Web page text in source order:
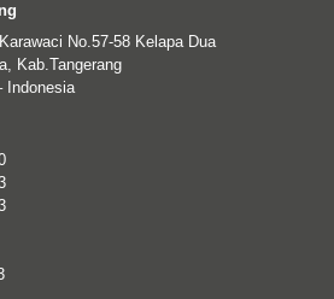
No.57-58 Kelapa Dua
Kab.Tangerang
Indonesia